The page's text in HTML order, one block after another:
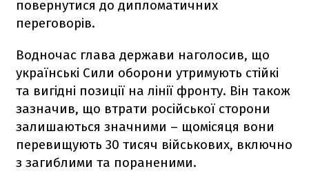
повернутися до дипломатичних
переговорів.
Водночас глава держави наголосив, що
українські Сили оборони утримують стійкі
та вигідні позиції на лінії фронту. Він також
зазначив, що втрати російської сторони
залишаються значними – щомісяця вони
перевищують 30 тисяч військових, включно
з загиблими та пораненими.